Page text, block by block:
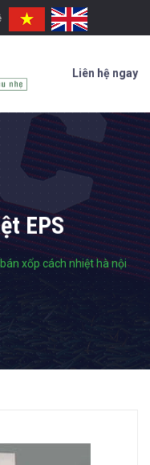
Liên hệ ngay
EPS
bán xốp cách nhiệt hà nội